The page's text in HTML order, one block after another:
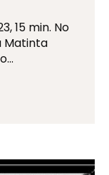
15 min. No
Matinta